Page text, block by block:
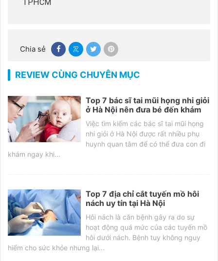
TPHCM
Chia sẻ
REVIEW CÙNG CHUYÊN MỤC
Top 7 bác sĩ tai mũi họng nhi giỏi
ở Hà Nội nên đưa bé đến khám
Việc tìm kiếm các bác sĩ tai mũi họng
nhi giỏi ở Hà Nội được rất nhiều phụ
huynh quan tâm để có thể đưa con đi
khám ngay khi...
Top 7 địa chỉ cắt tuyến mồ hôi
nách uy tín tại Hà Nội
Hôi nách là căn bệnh gây ra do sự
hoạt động quá mức của các tuyến mồ
hôi dưới nách. Bệnh tuy không nguy
hiểm cho sức khỏe nhưng lại...